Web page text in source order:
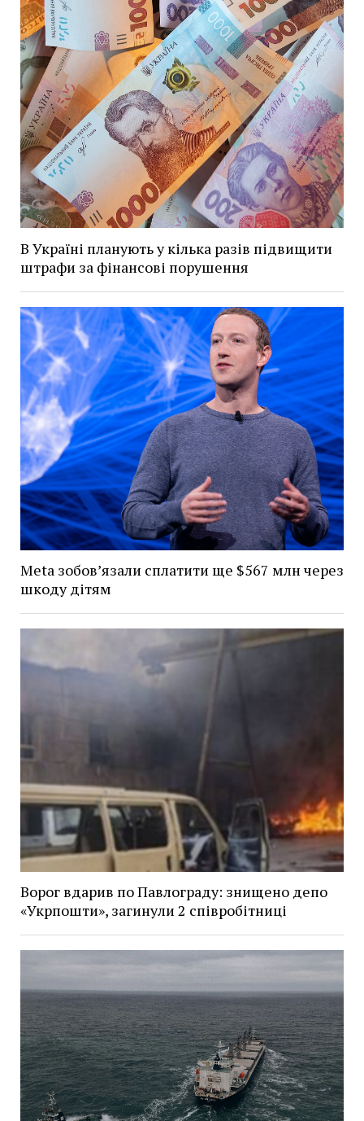
В Україні планують у кілька разів підвищити
штрафи за фінансові порушення
Meta зобов’язали сплатити ще $567 млн через
шкоду дітям
Ворог вдарив по Павлограду: знищено депо
«Укрпошти», загинули 2 співробітниці